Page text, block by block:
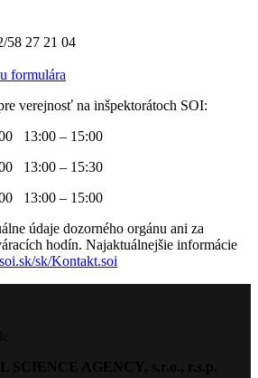
58 27 21 04
formulára
verejnosť na inšpektorátoch SOI:
13:00 – 15:00
13:00 – 15:30
13:00 – 15:00
údaje dozorného orgánu ani za
hodín. Najaktuálnejšie informácie
sk/Kontakt.soi